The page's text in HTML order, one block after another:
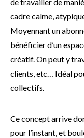
cadre calme,
Moyennant un
bénéficier d’un
créatif. On peut y
clients, etc… Idéal
collectifs.
Ce concept arrive
pour l’instant, et